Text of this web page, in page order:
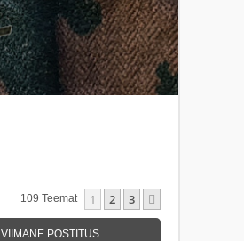
109 Teemat 1 2 3
VIIMANE POSTITUS